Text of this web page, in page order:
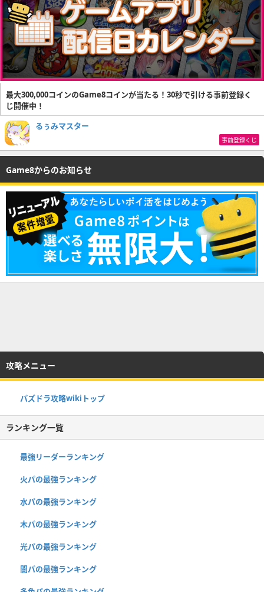
最大300,000コインのGame8コインが当たる！30秒で引ける事前登録く
じ開催中！
るぅみマスター
事前登録くじ
Game8からのお知らせ
攻略メニュー
パズドラ攻略wikiトップ
ランキング一覧
最強リーダーランキング
火パの最強ランキング
水パの最強ランキング
木パの最強ランキング
光パの最強ランキング
闇パの最強ランキング